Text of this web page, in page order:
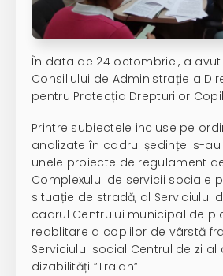
În data de 24 octombriei, a
Consiliului de Administrație a
pentru Protecția Drepturilor
Printre subiectele incluse pe
analizate în cadrul ședinței s-
unele proiecte de regulament
Complexului de servicii sociale
situație de stradă, al Serviciului
cadrul Centrului municipal de
reablitare a copiilor de vârstă
Serviciului social Centrul de zi al
dizabilități ”Traian”.